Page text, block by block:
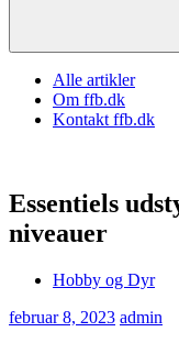
Alle artikler
Om ffb.dk
Kontakt ffb.dk
Essentiels
niveauer
Hobby og Dyr
februar 8, 2023 admin